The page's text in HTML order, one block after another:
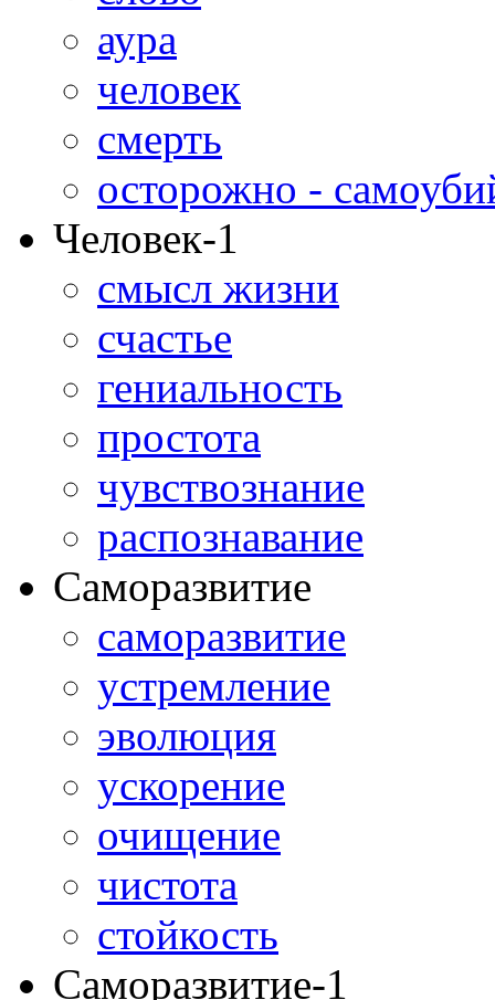
аура
человек
смерть
осторожно -
Человек-1
смысл жизни
счастье
гениальность
простота
чувствознание
распознавание
Саморазвитие
саморазвитие
устремление
эволюция
ускорение
очищение
чистота
стойкость
Саморазвитие-1